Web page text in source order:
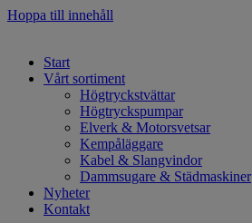
Hoppa till innehåll
Start
Vårt sortiment
Högtryckstvättar
Högtryckspumpar
Elverk & Motorsvetsar
Kempåläggare
Kabel & Slangvindor
Dammsugare & Städmaskiner
Nyheter
Kontakt